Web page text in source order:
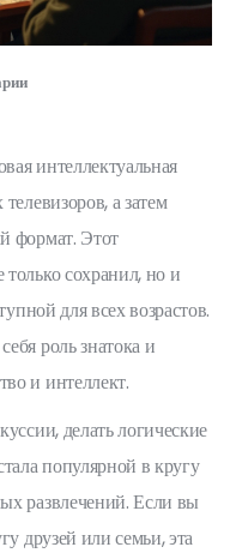
интеллектуальная
а затем
формат. Этот
сохранил, но и
для всех возрастов.
роль знатока и
и интеллект.
делать логические
популярной в кругу
развлечений. Если вы
друзей или семьи, эта